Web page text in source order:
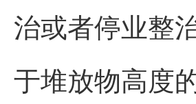
治或者停业整
于堆放物高度